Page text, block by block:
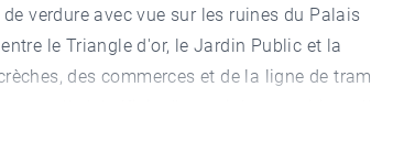
verdure avec vue sur les ruines du Palais
le Triangle d'or, le Jardin Public et la
des commerces et de la ligne de tram